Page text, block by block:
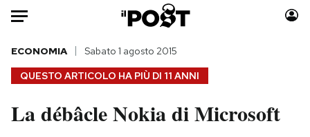
Auto
HOME
Italia
Moda
QUESTO ARTICOLO HA PIÙ DI 11 ANNI
ECONOMIA Sabato 1 agosto 2015
La débâcle Nokia di Microsoft